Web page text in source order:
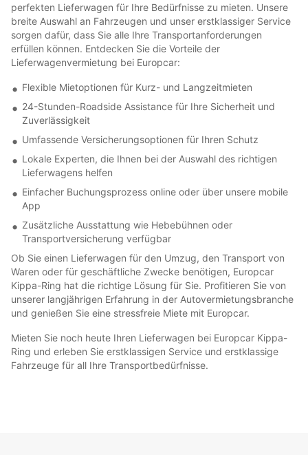
perfekten Lieferwagen für Ihre Bedürfnisse zu mieten. Unsere
breite Auswahl an Fahrzeugen und unser erstklassiger Service
sorgen dafür, dass Sie alle Ihre Transportanforderungen
erfüllen können. Entdecken Sie die Vorteile der
Lieferwagenvermietung bei Europcar:
Flexible Mietoptionen für Kurz- und Langzeitmieten
24-Stunden-Roadside Assistance für Ihre Sicherheit und
Zuverlässigkeit
Umfassende Versicherungsoptionen für Ihren Schutz
Lokale Experten, die Ihnen bei der Auswahl des richtigen
Lieferwagens helfen
Einfacher Buchungsprozess online oder über unsere mobile
App
Zusätzliche Ausstattung wie Hebebühnen oder
Transportversicherung verfügbar
Ob Sie einen Lieferwagen für den Umzug, den Transport von
Waren oder für geschäftliche Zwecke benötigen, Europcar
Kippa-Ring hat die richtige Lösung für Sie. Profitieren Sie von
unserer langjährigen Erfahrung in der Autovermietungsbranche
und genießen Sie eine stressfreie Miete mit Europcar.
Mieten Sie noch heute Ihren Lieferwagen bei Europcar Kippa-
Ring und erleben Sie erstklassigen Service und erstklassige
Fahrzeuge für all Ihre Transportbedürfnisse.